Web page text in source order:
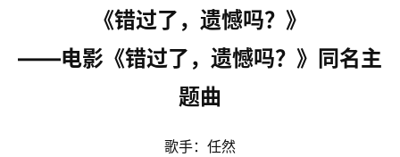
《错过了，遗憾吗？》
——电影《错过了，遗憾吗？》同名主
题曲
歌手：任然